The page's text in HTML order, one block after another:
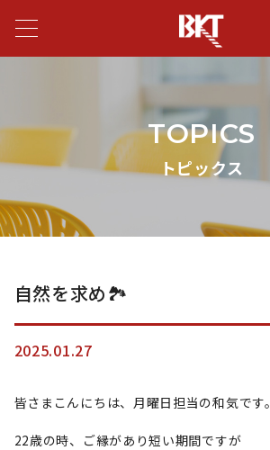
TOPICS
トピックス
自然を求め🏞️
2025.01.27
皆さまこんにちは、月曜日担当の和気です。
22歳の時、ご縁があり短い期間ですが